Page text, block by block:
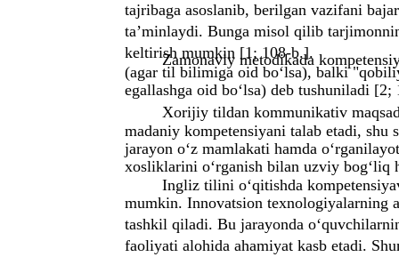
tajribaga asoslanib, berilgan vazifani
ta’minlaydi. Bunga misol qilib
keltirish mumkin [1; 108-b.].
Zamonaviy metodikada
(agar til bilimiga oid bo‘lsa), balki
egallashga oid bo‘lsa) deb tushuniladi [2;
Xorijiy tildan kommunikativ
madaniy kompetensiyani talab etadi,
jarayon o‘z mamlakati hamda
xosliklarini o‘rganish bilan uzviy
Ingliz tilini o‘qitishda
mumkin. Innovatsion texnologiyalarning
tashkil qiladi. Bu jarayonda
faoliyati alohida ahamiyat kasb etadi.